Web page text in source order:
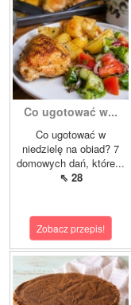
Co ugotować w...
Co ugotować w
niedzielę na obiad? 7
domowych dań, które...
⇖ 28
Zobacz przepis!